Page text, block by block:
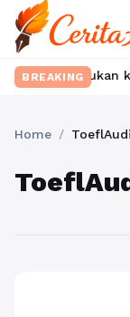
BREAKING
Temukan kelas
Home /